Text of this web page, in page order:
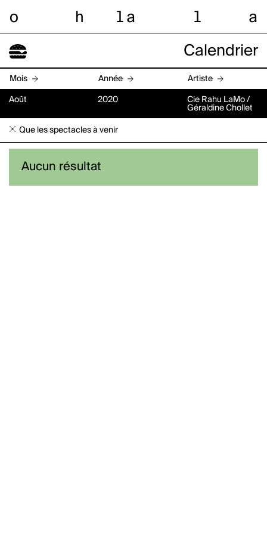
o h l a l a
Calendrier
Mois Année Artiste
Août 2020
Cie Rahu LaMo /
Géraldine Chollet
Que les spectacles à venir
Aucun résultat